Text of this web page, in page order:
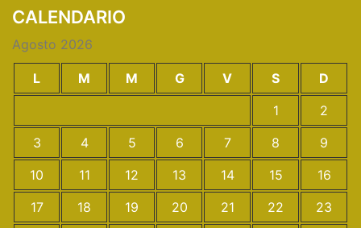
CALENDARIO
Agosto 2026
L M M G V S
D
1
2
3
4 5 6 7 8
9
10
11 12 13 14 15
16
17
18 19 20 21 22
23